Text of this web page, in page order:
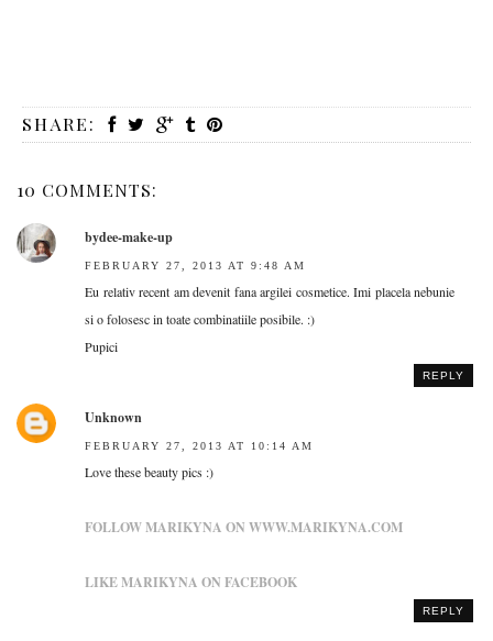
SHARE:
10 COMMENTS:
bydee-make-up
FEBRUARY 27, 2013 AT 9:48 AM
Eu relativ recent am devenit fana argilei cosmetice. Imi placela nebunie
si o folosesc in toate combinatiile posibile. :)
Pupici
REPLY
Unknown
FEBRUARY 27, 2013 AT 10:14 AM
Love these beauty pics :)
FOLLOW MARIKYNA ON WWW.MARIKYNA.COM
LIKE MARIKYNA ON FACEBOOK
REPLY